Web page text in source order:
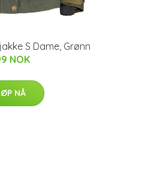
S Dame, Grønn
NOK
NÅ